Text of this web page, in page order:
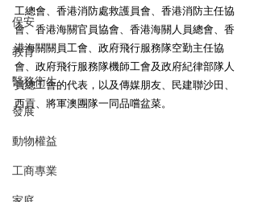
保安
教育
醫務衛生
發展
動物權益
工商專業
工總會、香港消防處救護員會、香港消防主任協
會、香港海關官員協會、香港海關人員總會、香
港海關關員工會、政府飛行服務隊空勤主任協
會、政府飛行服務隊機師工會及政府紀律部隊人
員總工會的代表，以及傳媒朋友、民建聯沙田、
西貢、將軍澳團隊一同品嚐盆菜。